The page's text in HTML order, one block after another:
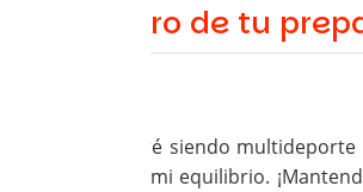
el centro de tu
Sí. Seguiré siendo
parte de mi equilibrio.